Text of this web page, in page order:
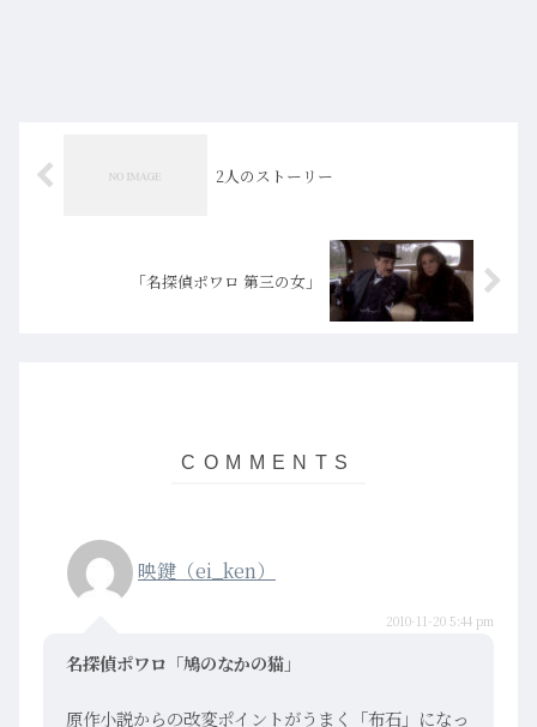
2人のストーリー
「名探偵ポワロ 第三の女」
映鍵（ei_ken）
2010-11-20 5:44 pm
名探偵ポワロ「鳩のなかの猫」
原作小説からの改変ポイントがうまく「布石」になっ